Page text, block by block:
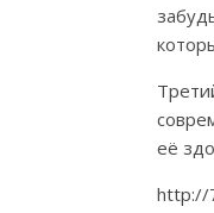
её
http://